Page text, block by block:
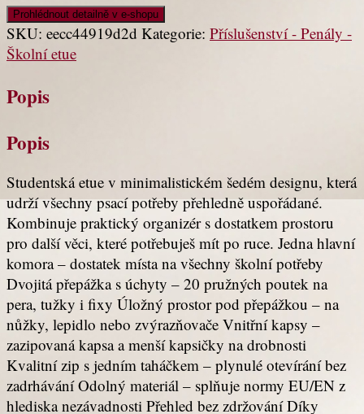
Prohlédnout detailně v e-shopu
SKU: eecc44919d2d Kategorie: Příslušenství - Penály -
Školní etue
Popis
Popis
Studentská etue v minimalistickém šedém designu, která
udrží všechny psací potřeby přehledně uspořádané.
Kombinuje praktický organizér s dostatkem prostoru
pro další věci, které potřebuješ mít po ruce. Jedna hlavní
komora – dostatek místa na všechny školní potřeby
Dvojitá přepážka s úchyty – 20 pružných poutek na
pera, tužky i fixy Úložný prostor pod přepážkou – na
nůžky, lepidlo nebo zvýrazňovače Vnitřní kapsy –
zazipovaná kapsa a menší kapsičky na drobnosti
Kvalitní zip s jedním taháčkem – plynulé otevírání bez
zadrhávání Odolný materiál – splňuje normy EU/EN z
hlediska nezávadnosti Přehled bez zdržování Díky